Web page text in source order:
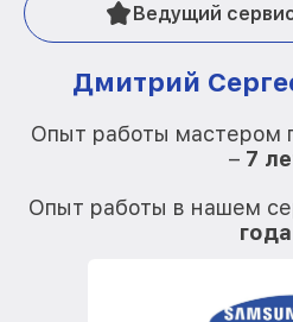
Ведущий
Дмитрий
Опыт работы мастером
– 7
Опыт работы в нашем
года